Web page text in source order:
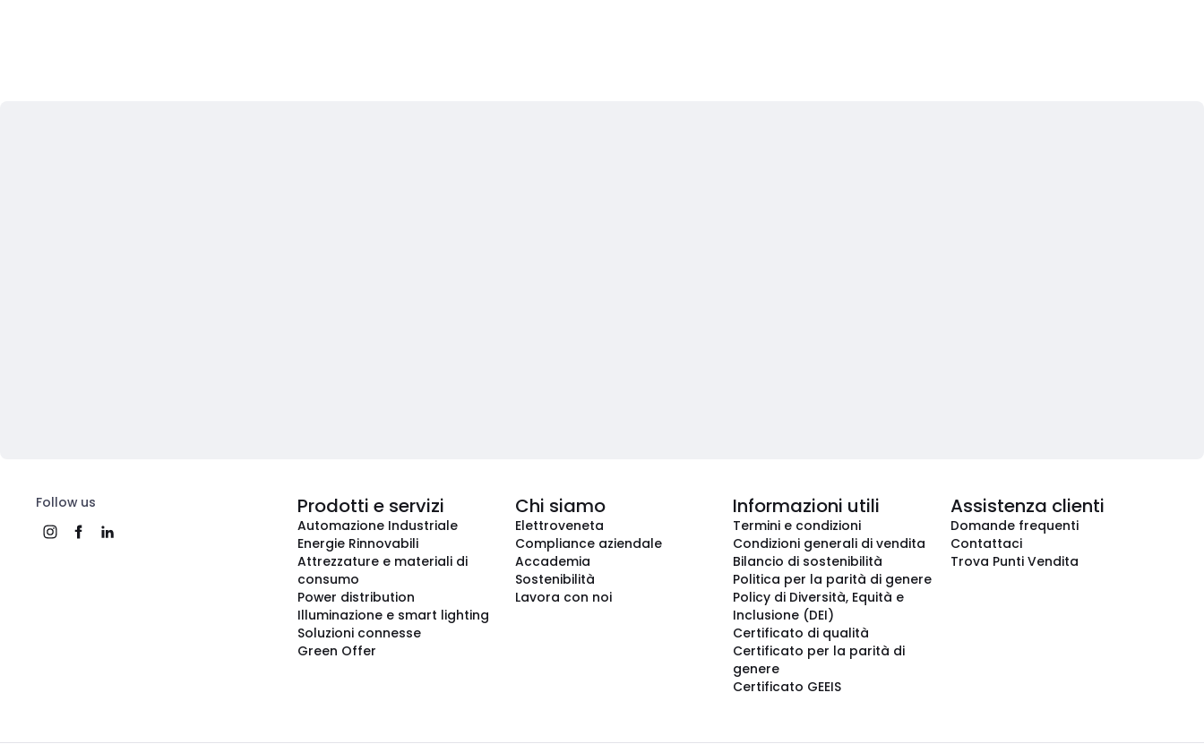
Follow us Prodotti e servizi
Automazione Industriale
Energie Rinnovabili
Attrezzature e materiali di
consumo
Power distribution
Illuminazione e smart lighting
Soluzioni connesse
Green Offer
Chi siamo
Elettroveneta
Compliance aziendale
Accademia
Sostenibilità
Lavora con noi
Informazioni utili
Termini e condizioni
Condizioni generali di vendita
Bilancio di sostenibilità
Politica per la parità di genere
Policy di Diversità, Equità e
Inclusione (DEI)
Certificato di qualità
Certificato per la parità di
genere
Certificato GEEIS
Assistenza clienti
Domande frequenti
Contattaci
Trova Punti Vendita